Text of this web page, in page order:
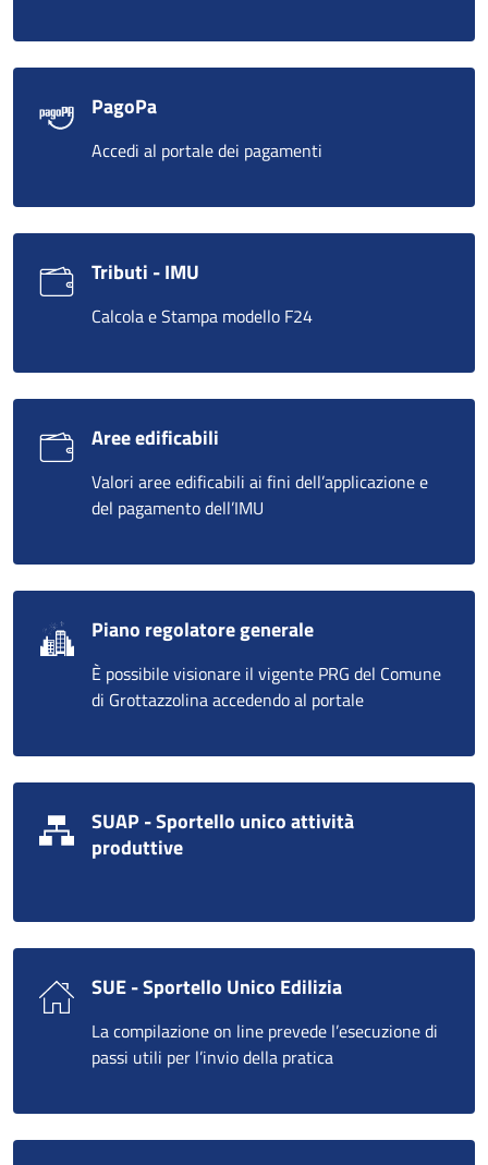
PagoPa
Accedi al portale dei pagamenti
Tributi - IMU
Calcola e Stampa modello F24
Aree edificabili
Valori aree edificabili ai fini dell’applicazione e
del pagamento dell’IMU
Piano regolatore generale
È possibile visionare il vigente PRG del Comune
di Grottazzolina accedendo al portale
SUAP - Sportello unico attività
produttive
SUE - Sportello Unico Edilizia
La compilazione on line prevede l’esecuzione di
passi utili per l’invio della pratica